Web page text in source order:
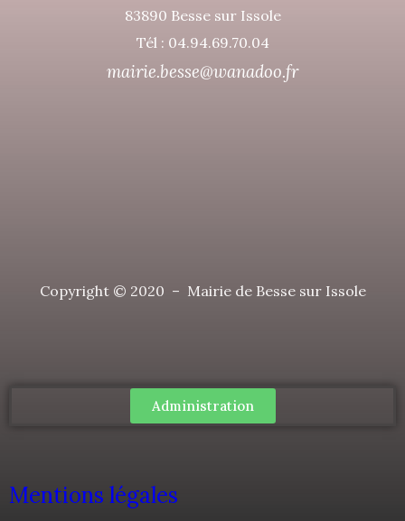
83890 Besse sur Issole
Tél : 04.94.69.70.04
mairie.besse@wanadoo.fr
Copyright © 2020 – Mairie de Besse sur Issole
Administration
Mentions légales